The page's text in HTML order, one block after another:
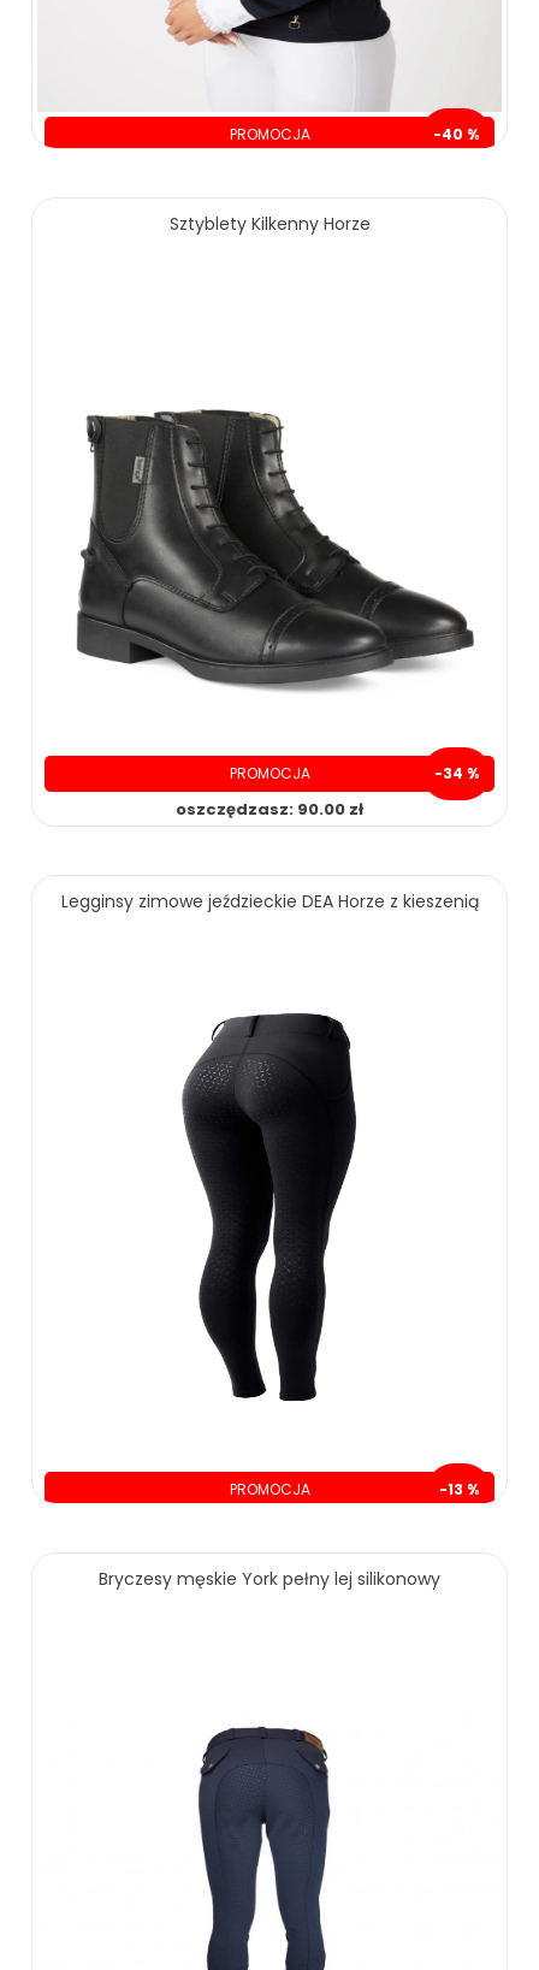
160.00 zł
ZOBACZ WIĘCEJ
PROMOCJA -40 %
139.00 zł 229.00 zł
Sztyblety Kilkenny Horze
PROMOCJA -34 %
oszczędzasz: 90.00 zł
Legginsy zimowe jeździeckie DEA Horze z kieszenią
PROMOCJA -13 %
199.99 zł 229.00 zł
Bryczesy męskie York pełny lej silikonowy